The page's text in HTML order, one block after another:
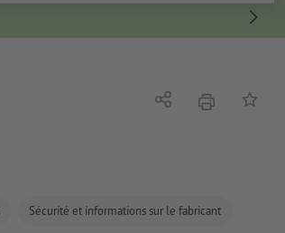
Sécurité et informations sur le fabricant
Partagerimprimer